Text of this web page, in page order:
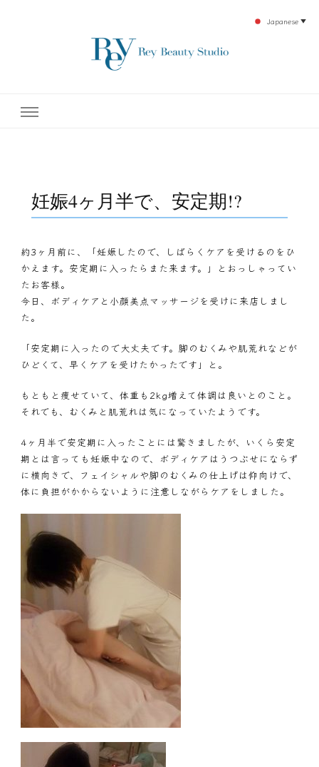
テ開設45年の実績を誇る本格エステだからこそ、お客様が必ず満足してもらえるこ
妊娠4ヶ月半で、安定期!?
約3ヶ月前に、「妊娠したので、しばらくケアを受けるのをひ
かえます。安定期に入ったらまた来ます。」とおっしゃってい
たお客様。
今日、ボディケアと小顔美点マッサージを受けに来店しまし
た。
「安定期に入ったので大丈夫です。脚のむくみや肌荒れなどが
ひどくて、早くケアを受けたかったです」と。
もともと痩せていて、体重も2kg増えて体調は良いとのこと。
それでも、むくみと肌荒れは気になっていたようです。
4ヶ月半で安定期に入ったことには驚きましたが、いくら安定
期とは言っても妊娠中なので、ボディケアはうつぶせにならず
に横向きで、フェイシャルや脚のむくみの仕上げは仰向けで、
体に負担がかからないように注意しながらケアをしました。
Japanese ▼